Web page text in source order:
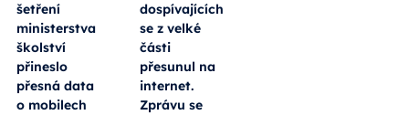
šetření
ministerstva
školství
přineslo
přesná data
o mobilech
dospívajících
se z velké
části
přesunul na
internet.
Zprávu se